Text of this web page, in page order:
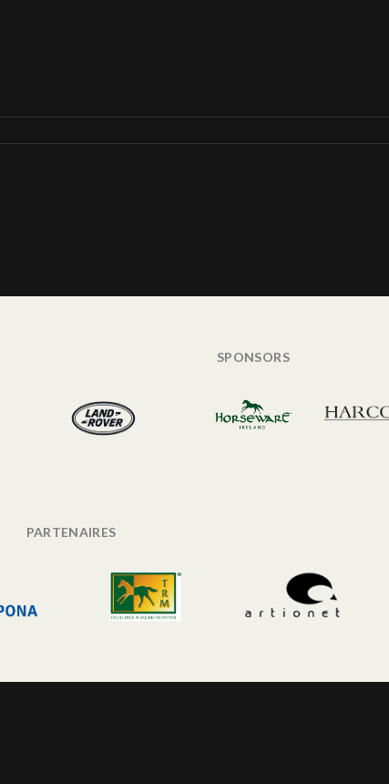
SPONSORS
PARTENAIRES